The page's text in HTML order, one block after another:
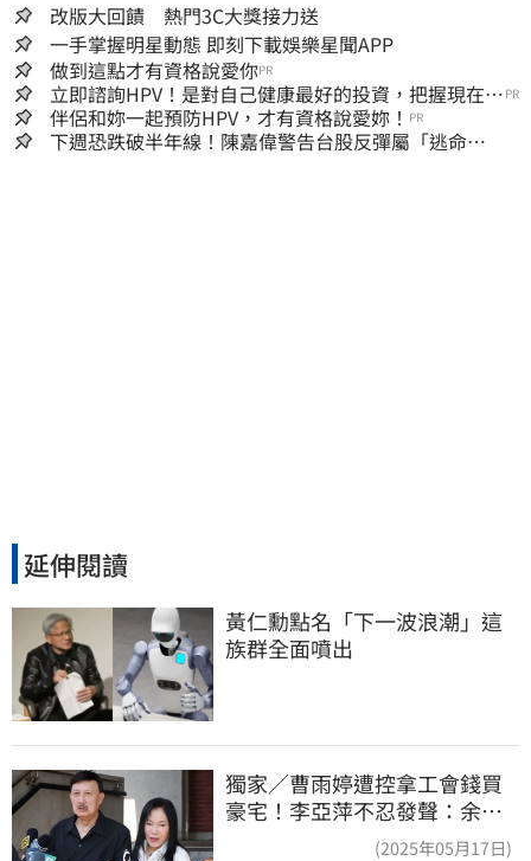
改版大回饋 熱門3C大獎接力送
一手掌握明星動態 即刻下載娛樂星聞APP
做到這點才有資格說愛你PR
立即諮詢HPV！是對自己健康最好的投資，把握現在不
嫌晚！
PR
伴侶和妳一起預防HPV，才有資格說愛妳！ PR
下週恐跌破半年線！陳嘉偉警告台股反彈屬「逃命
延伸閱讀
黃仁勳點名「下一波浪潮」這
族群全面噴出
獨家／曹雨婷遭控拿工會錢買
豪宅！李亞萍不忍發聲：余天
(2025年05月17日)